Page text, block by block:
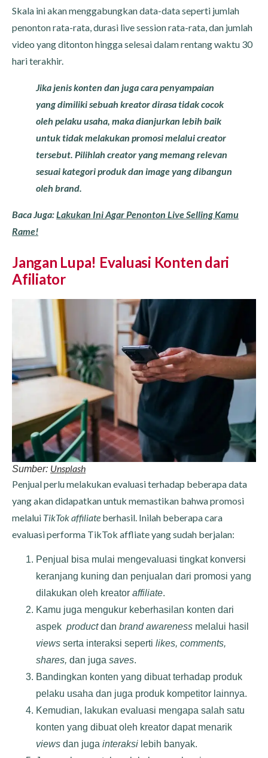
Skala ini akan menggabungkan data-data seperti jumlah
penonton rata-rata, durasi live session rata-rata, dan jumlah
video yang ditonton hingga selesai dalam rentang waktu 30
hari terakhir.
Jika jenis konten dan juga cara penyampaian
yang dimiliki sebuah kreator dirasa tidak cocok
oleh pelaku usaha, maka dianjurkan lebih baik
untuk tidak melakukan promosi melalui creator
tersebut. Pilihlah creator yang memang relevan
sesuai kategori produk dan image yang dibangun
oleh brand.
Baca Juga:Lakukan Ini Agar Penonton Live Selling Kamu
Rame!
Jangan Lupa! Evaluasi Konten dari
Afiliator
Sumber: Unsplash
Penjual perlu melakukan evaluasi terhadap beberapa data
yang akan didapatkan untuk memastikan bahwa promosi
melalui TikTok affiliate berhasil. Inilah beberapa cara
evaluasi performa TikTok affliate yang sudah berjalan:
Penjual bisa mulai mengevaluasi tingkat konversi
keranjang kuning dan penjualan dari promosi yang
dilakukan oleh kreator affiliate.
Kamu juga mengukur keberhasilan konten dari
aspek productdan brand awareness melalui hasil
views serta interaksi seperti likes, comments,
shares, dan juga saves.
Bandingkan konten yang dibuat terhadap produk
pelaku usaha dan juga produk kompetitor lainnya.
Kemudian, lakukan evaluasi mengapa salah satu
konten yang dibuat oleh kreator dapat menarik
views dan juga interaksi lebih banyak.